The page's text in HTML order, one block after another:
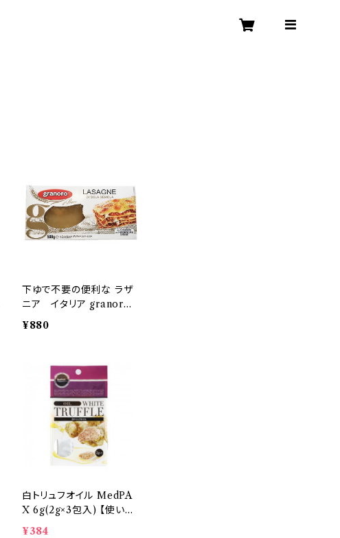
下ゆで不要の便利な ラザ
ニア イタリア granoro
社 500g
¥880
白トリュフオイル MedPA
X 6g(2g×3包入) 【使い
切りサイズ】 イタリア食材
¥384